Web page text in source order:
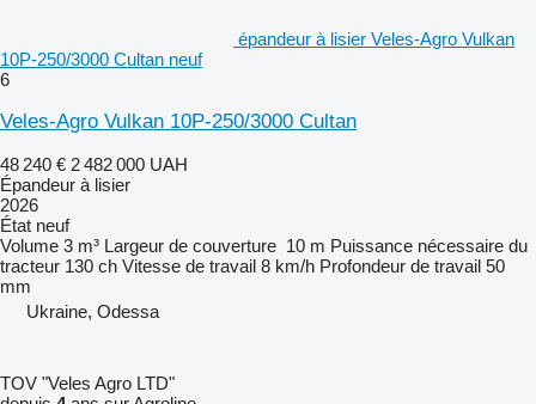
épandeur à lisier Veles-Agro Vulkan
10P-250/3000 Cultan neuf
6
Veles-Agro Vulkan 10P-250/3000 Cultan
48 240 € 2 482 000 UAH
Épandeur à lisier
2026
État neuf
Volume 3 m³ Largeur de couverture 10 m Puissance nécessaire du
tracteur 130 ch Vitesse de travail 8 km/h Profondeur de travail 50
mm
Ukraine, Odessa
TOV "Veles Agro LTD"